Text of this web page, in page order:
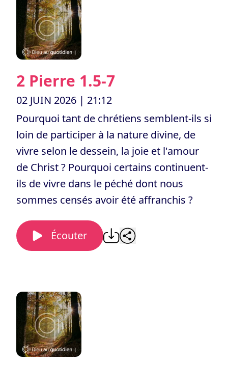
2 Pierre 1.5-7
02 JUIN 2026 | 21:12
Pourquoi tant de chrétiens semblent-ils si
loin de participer à la nature divine, de
vivre selon le dessein, la joie et l'amour
de Christ ? Pourquoi certains continuent-
ils de vivre dans le péché dont nous
sommes censés avoir été affranchis ?
Écouter